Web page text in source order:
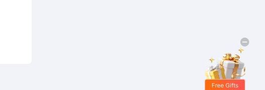
Free Gifts